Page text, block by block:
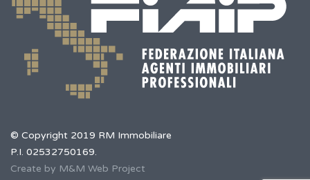
© Copyright 2019 RM Immobiliare
P.I. 02532750169.
Create by M&M Web Project